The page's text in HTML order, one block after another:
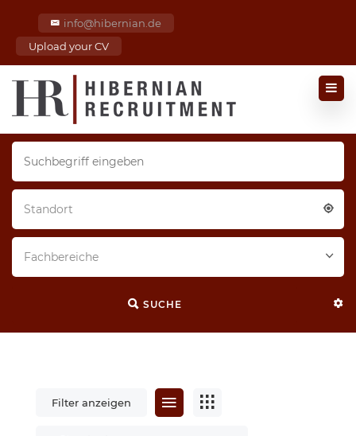
info@hibernian.de
Upload your CV
Standort
Fachbereiche
SUCHE
Filter anzeigen